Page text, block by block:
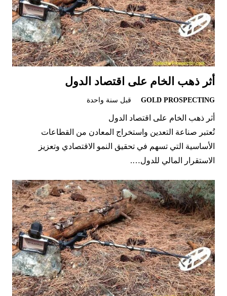
أثر ذهب الخام على اقتصاد الدول
GOLD PROSPECTING قبل سنة واحدة
أثر ذهب الخام على اقتصاد الدول
تُعتبر صناعة التعدين واستخراج المعادن من القطاعات
الأساسية التي تسهم في تحقيق النمو الاقتصادي وتعزيز
الاستقرار المالي للدول….